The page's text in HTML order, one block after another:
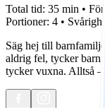
Total tid: 35 min •
Portioner: 4 •
Säg hej till
aldrig fel, tycker
tycker vuxna. Alltså –